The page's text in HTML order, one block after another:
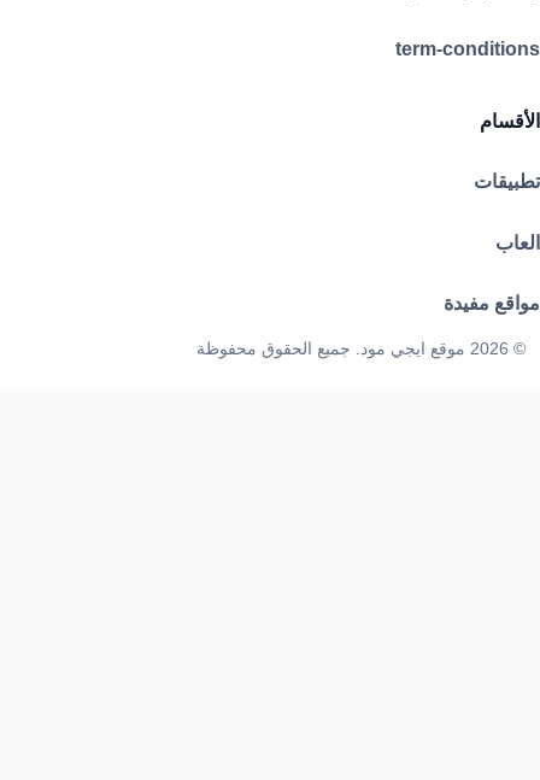
term-conditions
الأقسام
تطبيقات
العاب
مواقع مفيدة
© 2026 موقع ايجي مود. جميع الحقوق محفوظة